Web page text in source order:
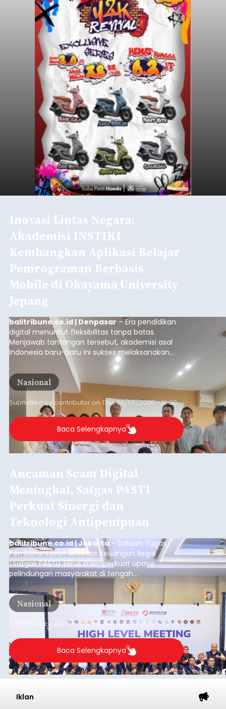
Inovasi Lintas Negara:
Akademisi INSTIKI
Kembangkan Aplikasi Belajar
Pemrograman Berbasis
Mobile di Okayama University
Jepang
balitribune.co.id | Denpasar – Era pendidikan
digital menuntut fleksibilitas tanpa batas.
Menjawab tantangan tersebut, akademisi asal
Indonesia baru-baru ini sukses melaksanakan
program Pengabdian Kepada Masyarakat (PKM)
skala internasional di Distributed Systems
Laboratory, Okayama University, Jepang.
Nasional
Submitted by contributor on Thu, 08/06/2026 - 12:20
Baca Selengkapnya
Ancaman Scam Digital
Meningkat, Satgas PASTI
Perkuat Sinergi dan
Teknologi Antipenipuan
balitribune.co.id | Jakarta - Satuan Tugas
Pemberantasan Aktivitas Keuangan Ilegal
(Satgas PASTI) terus memperkuat upaya
pelindungan masyarakat di tengah
meningkatnya ancaman penipuan digital yang
semakin kompleks.
Nasional
Submitted by contributoronThu, 08/06/2026 - 09:45
Baca Selengkapnya
Iklan